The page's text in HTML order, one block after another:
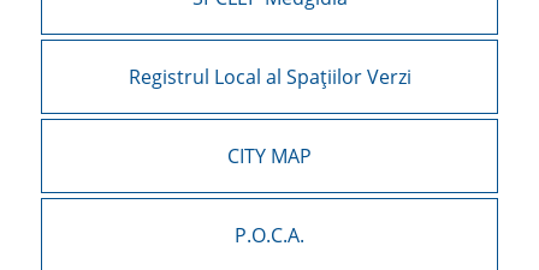
Registrul Local al Spațiilor Verzi
CITY MAP
P.O.C.A.